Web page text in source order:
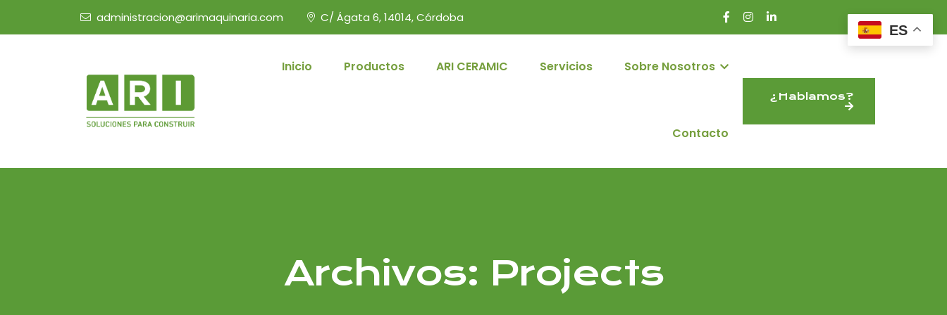
administracion@arimaquinaria.com C/ Ágata 6, 14014, Córdoba
Inicio Productos ARI CERAMIC Servicios Sobre Nosotros
Contacto
¿Hablamos?
Archivos: Projects
ES